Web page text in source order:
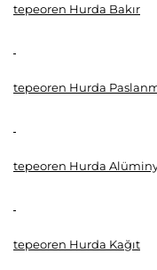
tepeoren Hurda Bakır
tepeoren Hurda
tepeoren Hurda
tepeoren Hurda Kağıt